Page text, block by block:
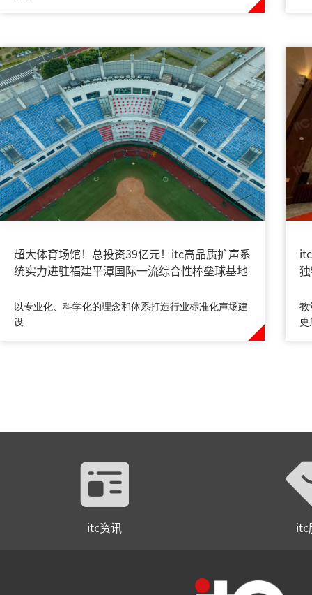
超大体育场馆！总投资39亿元！itc高品质扩声系
统实力进驻福建平潭国际一流综合性棒垒球基地
以专业化、科学化的理念和体系打造行业标准化声场建
设
教
itc资讯 itc